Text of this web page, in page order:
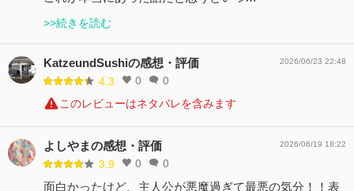
>>続きを読む
KatzeundSushiの感想・評価
4.3 0 0
2026/06/23 22:48
このレビューはネタバレを含みます
よしやまの感想・評価
3.9 0 0
2026/06/19 18:22
面白かったけど、主人公が悪魔過ぎて最悪の気分！！表